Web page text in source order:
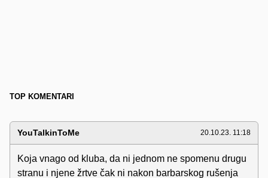
TOP KOMENTARI
YouTalkinToMe 20.10.23. 11:18
Koja vnago od kluba, da ni jednom ne spomenu drugu
stranu i njene žrtve čak ni nakon barbarskog rušenja